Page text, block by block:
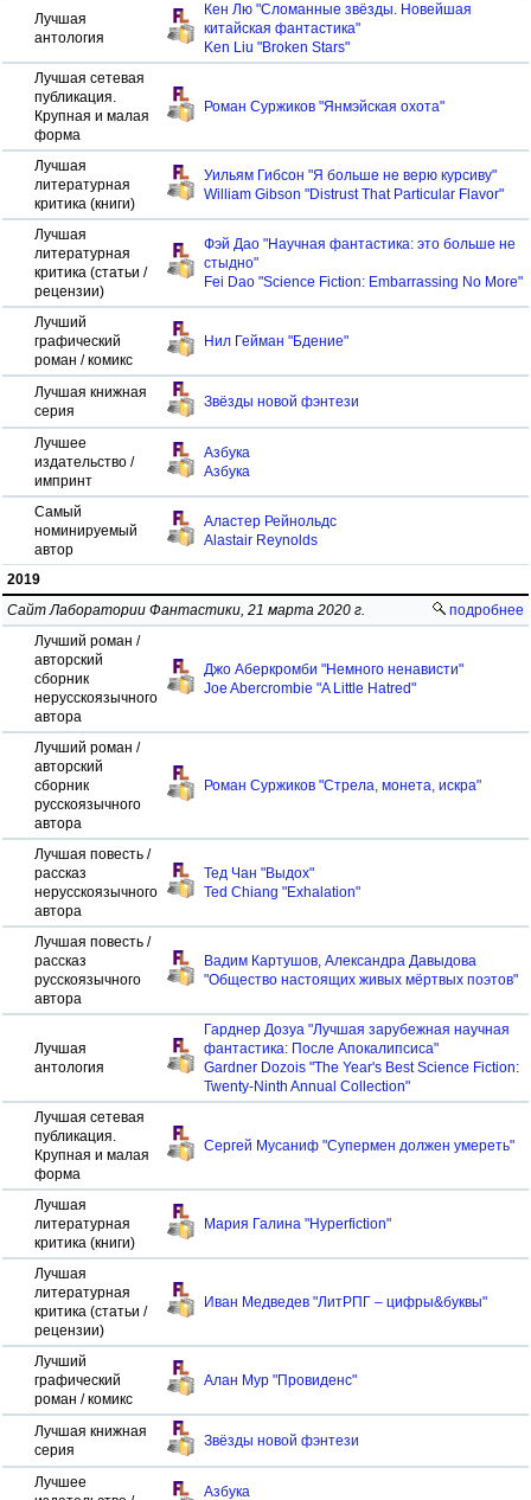
Лучшая
антология
Кен Лю "Сломанные звёзды. Новейшая
китайская фантастика"
Ken Liu "Broken Stars"
Лучшая сетевая
публикация.
Крупная и малая
форма
Роман Суржиков "Янмэйская охота"
Лучшая
литературная
критика (книги)
Уильям Гибсон "Я больше не верю курсиву"
William Gibson "Distrust That Particular Flavor"
Лучшая
литературная
критика (статьи /
рецензии)
Фэй Дао "Научная фантастика: это больше не
стыдно"
Fei Dao "Science Fiction: Embarrassing No More"
Лучший
графический
роман / комикс
Нил Гейман "Бдение"
Лучшая книжная
серия
Звёзды новой фэнтези
Лучшее
издательство /
импринт
Азбука
Азбука
Самый
номинируемый
автор
Аластер Рейнольдс
Alastair Reynolds
2019
подробнее
Сайт Лаборатории Фантастики, 21 марта 2020 г.
Лучший роман /
авторский
сборник
нерусскоязычного
автора
Джо Аберкромби "Немного ненависти"
Joe Abercrombie "A Little Hatred"
Лучший роман /
авторский
сборник
русскоязычного
автора
Роман Суржиков "Стрела, монета, искра"
Лучшая повесть /
рассказ
нерусскоязычного
автора
Тед Чан "Выдох"
Ted Chiang "Exhalation"
Лучшая повесть /
рассказ
русскоязычного
автора
Вадим Картушов, Александра Давыдова
"Общество настоящих живых мёртвых поэтов"
Лучшая
антология
Гарднер Дозуа "Лучшая зарубежная научная
фантастика: После Апокалипсиса"
Gardner Dozois "The Year's Best Science Fiction:
Twenty-Ninth Annual Collection"
Лучшая сетевая
публикация.
Крупная и малая
форма
Сергей Мусаниф "Супермен должен умереть"
Лучшая
литературная
критика (книги)
Мария Галина "Hyperfiction"
Лучшая
литературная
критика (статьи /
рецензии)
Иван Медведев "ЛитРПГ – цифры&буквы"
Лучший
графический
роман / комикс
Алан Мур "Провиденс"
Лучшая книжная
серия
Звёзды новой фэнтези
Лучшее
Азбука